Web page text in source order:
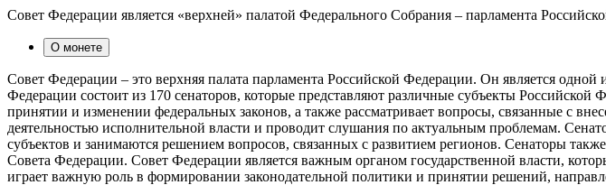
Совет Федерации является «верхней» палатой Федерального Собрания – парламента
О монете
Совет Федерации – это верхняя палата парламента Российской Федерации. Он является
Федерации состоит из 170 сенаторов, которые представляют различные субъекты
принятии и изменении федеральных законов, а также рассматривает вопросы, связанные с
деятельностью исполнительной власти и проводит слушания по актуальным проблемам.
субъектов и занимаются решением вопросов, связанных с развитием регионов. Сенаторы
Совета Федерации. Совет Федерации является важным органом государственной власти,
играет важную роль в формировании законодательной политики и принятии решений,